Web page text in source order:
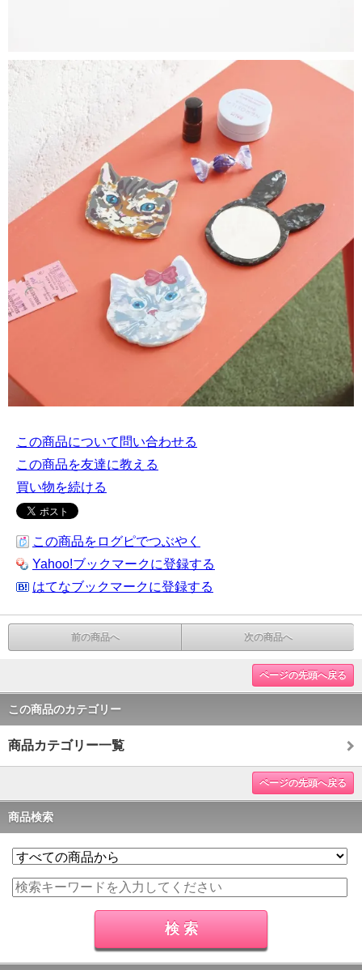
この商品について問い合わせる
この商品を友達に教える
買い物を続ける
この商品をログピでつぶやく
Yahoo!ブックマークに登録する
はてなブックマークに登録する
前の商品へ 次の商品へ
ページの先頭へ戻る
この商品のカテゴリー
商品カテゴリー一覧
ページの先頭へ戻る
商品検索